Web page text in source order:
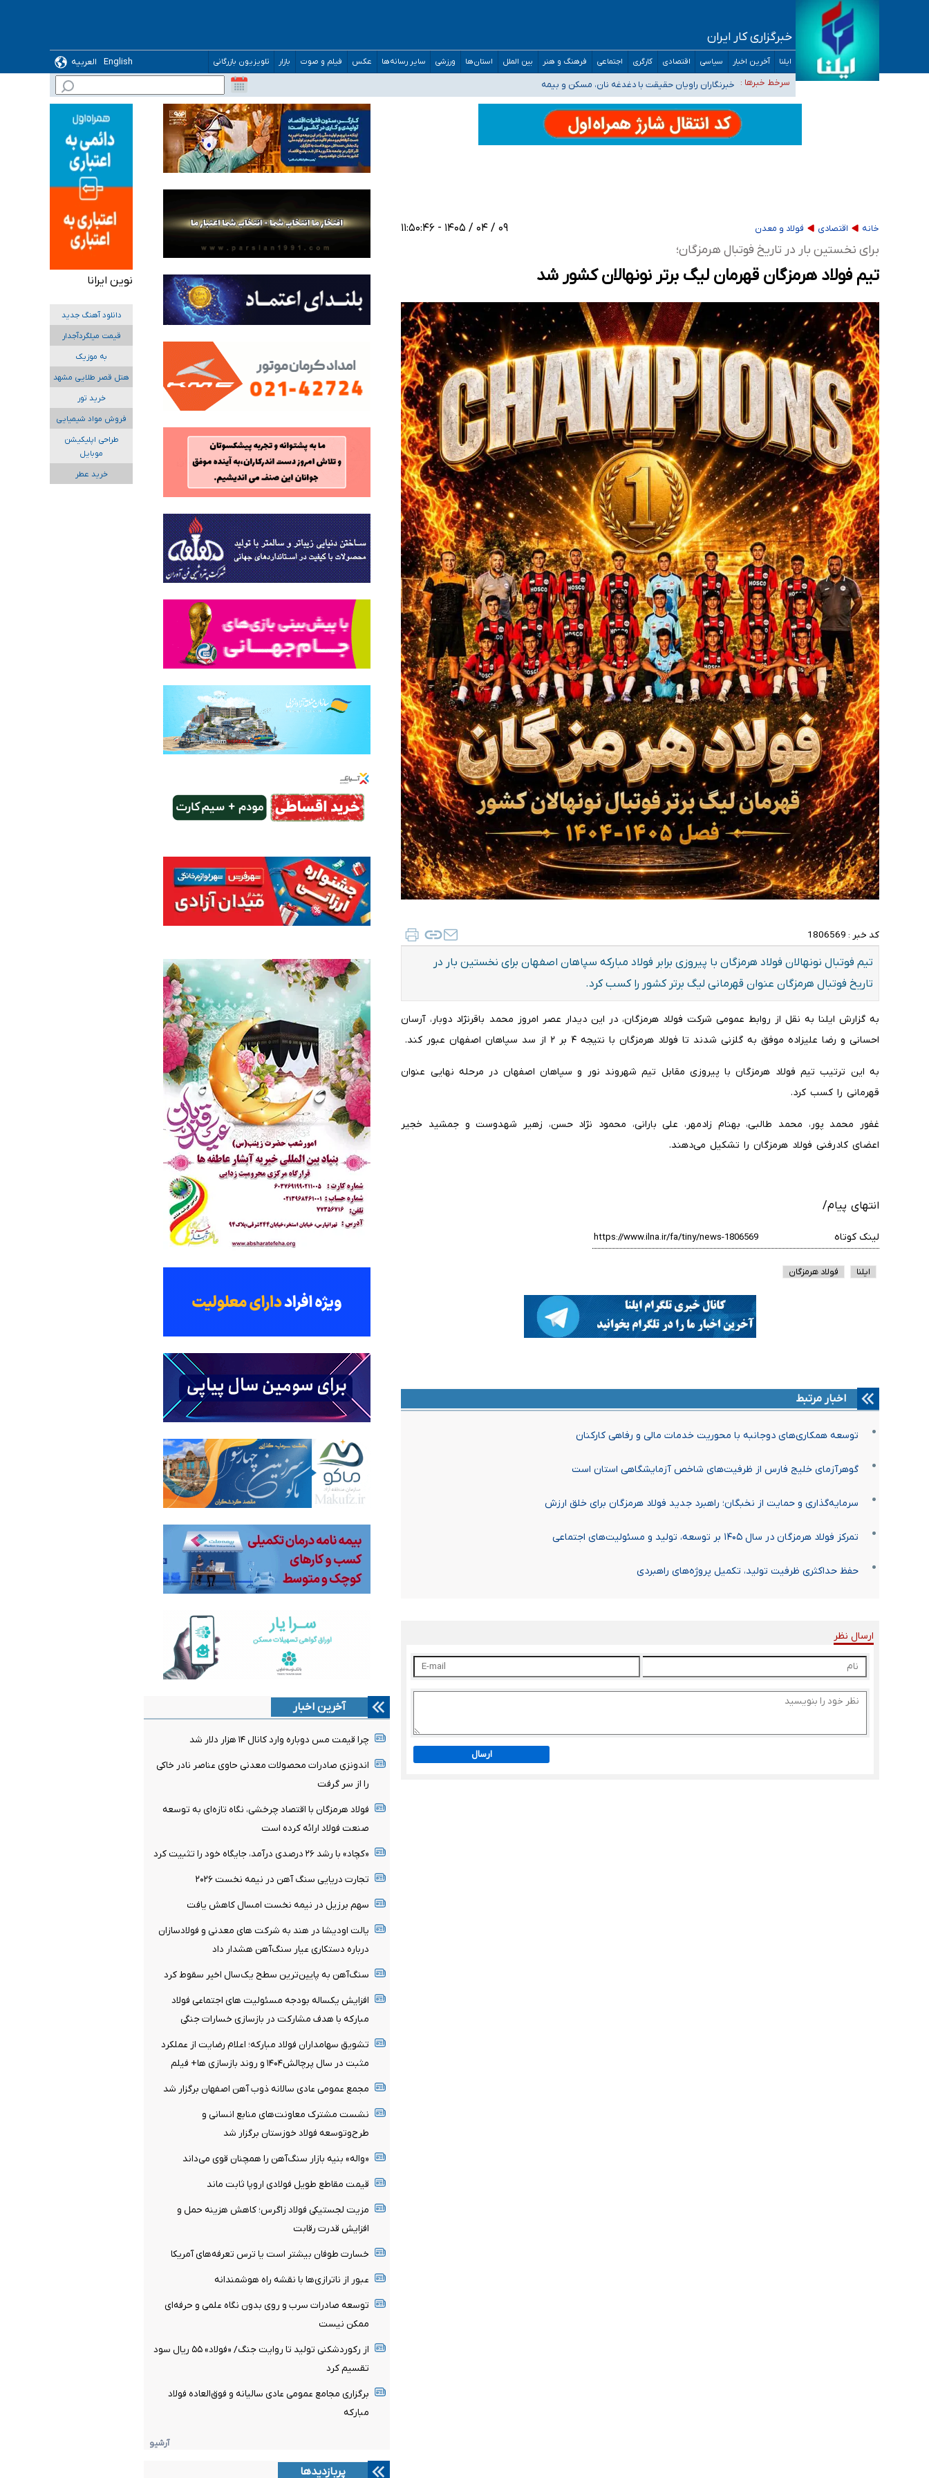
خبرگزاری کار ایران
ایلنا آخرین اخبار سیاسی اقتصادی کارگری اجتماعی فرهنگ و هنر بین الملل استان‌ها ورزشی سایر رسانه‌ها عکس فیلم و صوت بازار تلویزیون بازرگانی English
العربیه
سرخط خبرها :
تعویق آزمون ورودی دکترای تخصصی فرماندهی صحنه عملیات و دکترای تخصصی جغرافیای نظامی دافوس آجا
خبرنگاران راویان حقیقت با دغدغه نان، مسکن و بیمه
آخرین وضعیت شیوع عفونت‌های تنفسی در کشور/ خوزستان و کرمان بالاتر از آستانه هشدار
هیچ پرستاری بازداشت یا اخراج نشده است/ از رئیس جمهور خواستیم ورود کند
ثبت‌نام بخش عمده دانش‌آموزان مدارس ایرانی امارات در کشور/ درباره محصلان باقی‌مانده در دبی متناسب با شرایط جدید تصمیم‌گیری می‌شود
خانه اقتصادی فولاد و معدن ۰۹ / ۰۴ / ۱۴۰۵ - ۱۱:۵۰:۴۶
برای نخستین بار در تاریخ فوتبال هرمزگان؛
تیم فولاد هرمزگان قهرمان لیگ برتر نونهالان کشور شد
کد خبر : 1806569
تیم فوتبال نونهالان فولاد هرمزگان با پیروزی برابر فولاد مبارکه سپاهان اصفهان برای نخستین بار در
تاریخ فوتبال هرمزگان عنوان قهرمانی لیگ برتر کشور را کسب کرد.
به گزارش ایلنا به نقل از روابط عمومی شرکت فولاد هرمزگان، در این دیدار عصر امروز محمد باقرنژاد دوبار، آرسان
احسانی و رضا علیزاده موفق به گلزنی شدند تا فولاد هرمزگان با نتیجه ۴ بر ۲ از سد سپاهان اصفهان عبور کند.
به این ترتیب تیم فولاد هرمزگان با پیروزی مقابل تیم شهروند نور و سپاهان اصفهان در مرحله نهایی عنوان
قهرمانی را کسب کرد.
غفور محمد پور، محمد طالبی، بهنام زادمهر، علی بارانی، محمود نژاد حسن، زهیر شهدوست و جمشید خجیر
اعضای کادرفنی فولاد هرمزگان را تشکیل می‌دهند.
انتهای پیام/
لینک کوتاه
ایلنا فولاد هرمزگان
اخبار مرتبط
توسعه همکاری‌های دوجانبه با محوریت خدمات مالی و رفاهی کارکنان
گوهرآزمای خلیج فارس از ظرفیت‌های شاخص آزمایشگاهی استان است
سرمایه‌گذاری و حمایت از نخبگان؛ راهبرد جدید فولاد هرمزگان برای خلق ارزش
تمرکز فولاد هرمزگان در سال ۱۴۰۵ بر توسعه، تولید و مسئولیت‌های اجتماعی
حفظ حداکثری ظرفیت تولید، تکمیل پروژه‌های راهبردی
ارسال نظر
ارسال
آخرین اخبار
چرا قیمت مس دوباره وارد کانال ۱۴ هزار دلار شد
اندونزی صادرات محصولات معدنی حاوی عناصر نادر خاکی
را از سر گرفت
فولاد هرمزگان با اقتصاد چرخشی، نگاه تازه‌ای به توسعه
صنعت فولاد ارائه کرده است
«کچاد» با رشد ۲۶ درصدی درآمد، جایگاه خود را تثبیت کرد
تجارت دریایی سنگ آهن در نیمه نخست ۲۰۲۶
سهم برزیل در نیمه نخست امسال کاهش یافت
یالت اودیشا در هند به شرکت های معدنی و فولادسازان
درباره دستکاری عیار سنگ‌آهن هشدار داد
سنگ‌آهن به پایین‌ترین سطح یک‌سال اخیر سقوط کرد
افزایش یکساله بودجه مسئولیت های اجتماعی فولاد
مبارکه با هدف مشارکت در بازسازی خسارات جنگی
تشویق سهامداران فولاد مبارکه؛ اعلام رضایت از عملکرد
مثبت در سال پرچالش۱۴۰۴ و روند بازسازی ها+ فیلم
مجمع عمومی عادی سالانه ذوب آهن اصفهان برگزار شد
نشست مشترک معاونت‌های منابع انسانی و
طرح‌وتوسعه فولاد خوزستان برگزار شد
«واله» بنیه بازار سنگ‌آهن را همچنان قوی می‌داند
قیمت مقاطع طویل فولادی اروپا ثابت ماند
مزیت لجستیکی فولاد زاگرس؛ کاهش هزینه حمل و
افزایش قدرت رقابت
خسارت طوفان بیشتر است یا ترس تعرفه‌های آمریکا
عبور از ناترازی‌ها با نقشه راه هوشمندانه
توسعه صادرات سرب و روی بدون نگاه علمی و حرفه‌ای
ممکن نیست
از رکوردشکنی تولید تا روایت جنگ/ «فولاد» ۵۵ ریال سود
تقسیم کرد
برگزاری مجامع عمومی عادی سالیانه و فوق‌العاده فولاد
مبارکه
آرشیو
پربازدیدها
نوین ایرانا
دانلود آهنگ جدید
قیمت میلگردآجدار
به موزیک
هتل قصر طلایی مشهد
خرید تور
فروش مواد شیمیایی
طراحی اپلیکیشن
موبایل
خرید عطر